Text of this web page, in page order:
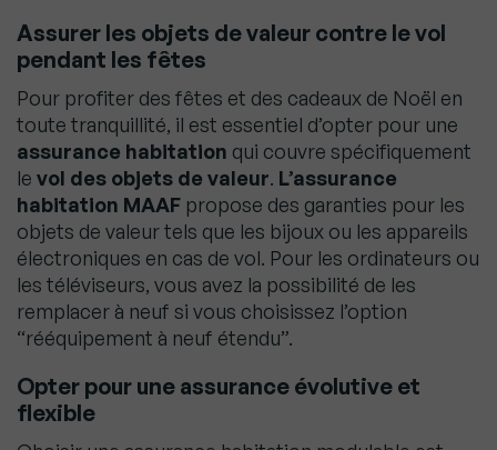
Assurer les objets de valeur contre le vol
pendant les fêtes
Pour profiter des fêtes et des cadeaux de Noël en
toute tranquillité, il est essentiel d’opter pour une
assurance habitation qui couvre spécifiquement
le vol des objets de valeur. L’assurance
habitation MAAF propose des garanties pour les
objets de valeur tels que les bijoux ou les appareils
électroniques en cas de vol. Pour les ordinateurs ou
les téléviseurs, vous avez la possibilité de les
remplacer à neuf si vous choisissez l’option
“rééquipement à neuf étendu”.
Opter pour une assurance évolutive et
flexible